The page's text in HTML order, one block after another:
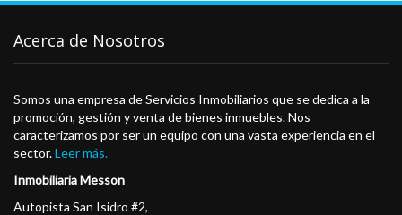
Acerca de Nosotros
Somos una empresa de Servicios Inmobiliarios que se dedica a la
promoción, gestión y venta de bienes inmuebles. Nos
caracterizamos por ser un equipo con una vasta experiencia en el
sector.Leer más.
Inmobiliaria Messon
Autopista San Isidro #2,